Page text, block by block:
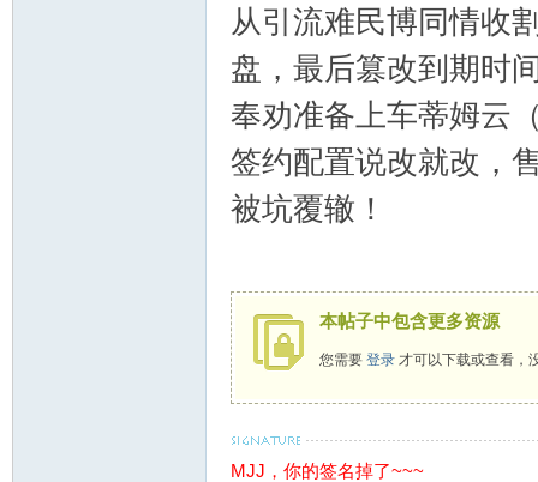
从引流难民博同情收
盘，最后篡改到期时
奉劝准备上车蒂姆云
签约配置说改就改，
被坑覆辙！
本帖子中包含更多资源
您需要 登录 才可以下载或查看，
MJJ，你的签名掉了~~~